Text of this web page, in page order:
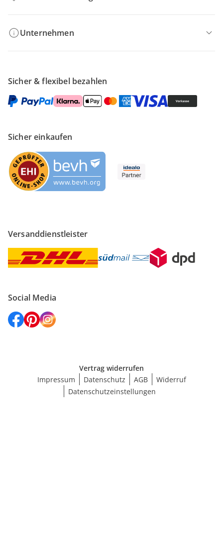
Unternehmen
Sicher & flexibel bezahlen
Sicher einkaufen
Versanddienstleister
Social Media
Vertrag widerrufen
Impressum
Datenschutz AGB
Widerruf
Datenschutzeinstellungen